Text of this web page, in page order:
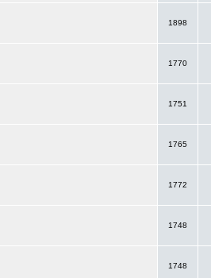
1898
1770
1751
1765
1772
1748
1748